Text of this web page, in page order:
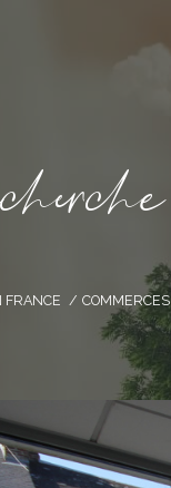
cece
FRANCE COMMERCES